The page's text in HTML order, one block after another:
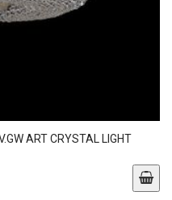
ART CRYSTAL LIGHT